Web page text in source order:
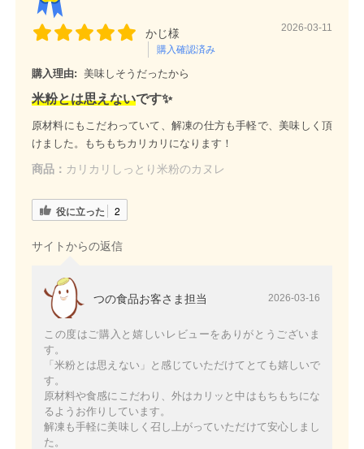
かじ様
購入確認済み
2026-03-11
購入理由: 美味しそうだったから
米粉とは思えないです✨️
原材料にもこだわっていて、解凍の仕方も手軽で、美味しく頂
けました。もちもちカリカリになります！
商品： カリカリしっとり米粉のカヌレ
役に立った 2
サイトからの返信
つの食品お客さま担当 2026-03-16
この度はご購入と嬉しいレビューをありがとうございま
す。
「米粉とは思えない」と感じていただけてとても嬉しいで
す。
原材料や食感にこだわり、外はカリッと中はもちもちにな
るようお作りしています。
解凍も手軽に美味しく召し上がっていただけて安心しまし
た。